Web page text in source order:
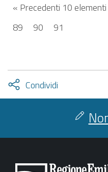
« Precedenti 10 elementi
89
90 91
Condividi
Attiva
condividi